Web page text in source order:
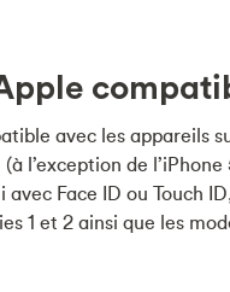
avec les appareils
l’exception de
avec Face ID ou Touch
1 et 2 ainsi que les